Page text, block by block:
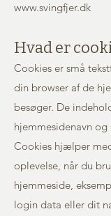
www.svingfjer.dk
Hvad er
Cookies er små
din browser af de
besøger. De
hjemmesidenavn
Cookies hjælper
oplevelse, når du
hjemmeside,
login data eller dit